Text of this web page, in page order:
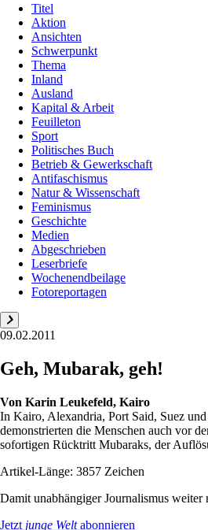
Titel
Aktion
Ansichten
Schwerpunkt
Thema
Inland
Ausland
Kapital & Arbeit
Feuilleton
Sport
Politisches Buch
Betrieb & Gewerkschaft
Antifaschismus
Natur & Wissenschaft
Feminismus
Geschichte
Medien
Abgeschrieben
Leserbriefe
Wochenendbeilage
Fotoreportagen
09.02.2011
Geh, Mubarak, geh!
Von Karin Leukefeld, Kairo
In Kairo, Alexandria, Port Said, Suez
demonstrierten die Menschen auch vor
sofortigen Rücktritt Mubaraks, der
Artikel-Länge: 3857 Zeichen
Damit unabhängiger Journalismus
Jetzt junge Weltabonnieren